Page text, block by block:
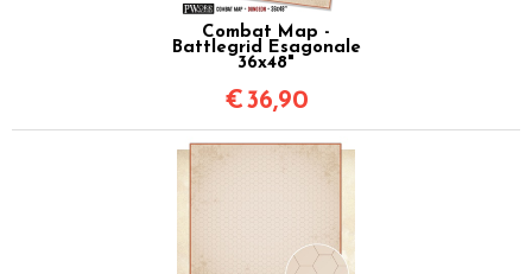
Combat Map -
Battlegrid Esagonale
36x48"
€36,90